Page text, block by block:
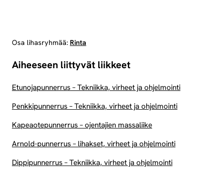
Osa lihasryhmää: Rinta
Aiheeseen liittyvät liikkeet
Etunojapunnerrus – Tekniikka, virheet ja ohjelmointi
Penkkipunnerrus – Tekniikka, virheet ja ohjelmointi
Kapeaotepunnerrus – ojentajien massaliike
Arnold-punnerrus – lihakset, virheet ja ohjelmointi
Dippipunnerrus – Tekniikka, virheet ja ohjelmointi